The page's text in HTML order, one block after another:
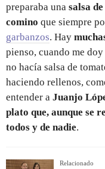
preparaba una salsa
comino que siempre
garbanzos. Hay
pienso, cuando me
no hacía salsa de
haciendo rellenos,
entender a Juanjo
plato que, aunque se
todos y de nadie.
Relacionado